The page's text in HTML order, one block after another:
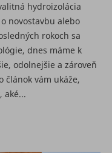
hydroizolácia
novostavbu alebo
rokoch sa
dnes máme k
odolnejšie a zároveň
článok vám ukáže,
aké...